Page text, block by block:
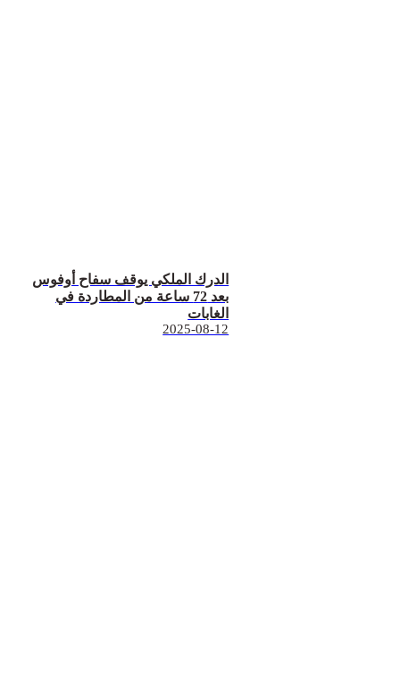
الدرك الملكي يوقف سفاح أوفوس
بعد 72 ساعة من المطاردة في
الغابات
2025-08-12